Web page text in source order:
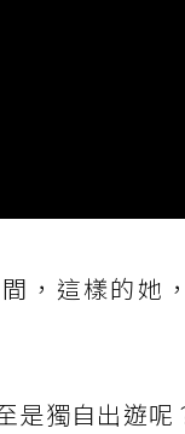
，這樣的她
是獨自出遊呢